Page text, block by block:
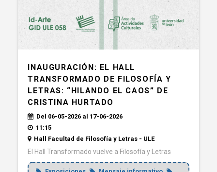
INAUGURACIÓN: EL HALL
TRANSFORMADO DE FILOSOFÍA Y
LETRAS: “HILANDO EL CAOS” DE
CRISTINA HURTADO
Del 06-05-2026 al 17-06-2026
11:15
Hall Facultad de Filosofía y Letras - ULE
El Hall Transformado vuelve a Filosofía y Letras